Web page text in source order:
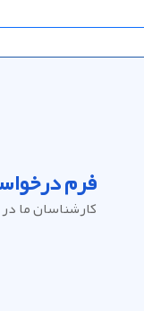
فرم
کارشناسان ما